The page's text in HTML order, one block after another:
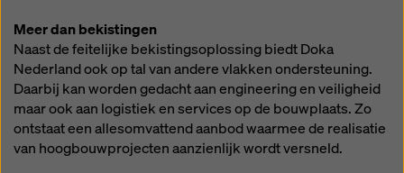
Meer dan bekistingen
Naast de feitelijke bekistingsoplossing biedt Doka
Nederland ook op tal van andere vlakken ondersteuning.
Daarbij kan worden gedacht aan engineering en veiligheid
maar ook aan logistiek en services op de bouwplaats. Zo
ontstaat een allesomvattend aanbod waarmee de realisatie
van hoogbouwprojecten aanzienlijk wordt versneld.